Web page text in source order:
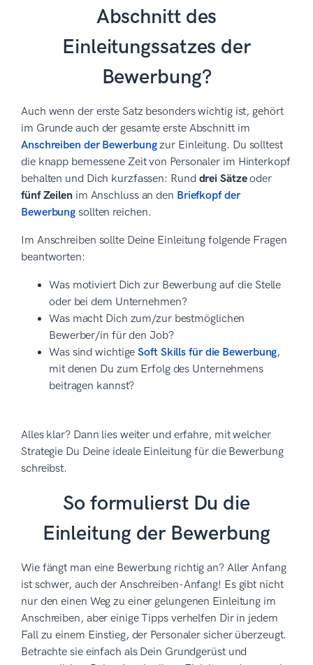
Abschnitt des
Einleitungssatzes der
Bewerbung?
Auch wenn der erste Satz besonders wichtig ist, gehört
im Grunde auch der gesamte erste Abschnitt im
Anschreiben der Bewerbungzur Einleitung. Du solltest
die knapp bemessene Zeit von Personaler im Hinterkopf
behalten und Dich kurzfassen: Rund drei Sätzeoder
fünf Zeilen im Anschluss an den Briefkopf der
Bewerbung sollten reichen.
Im Anschreiben sollte Deine Einleitung folgende Fragen
beantworten:
Was motiviert Dich zur Bewerbung auf die Stelle
oder bei dem Unternehmen?
Was macht Dich zum/zur bestmöglichen
Bewerber/in für den Job?
Was sind wichtigeSoft Skills für die Bewerbung,
mit denen Du zum Erfolg des Unternehmens
beitragen kannst?
Alles klar? Dann lies weiter und erfahre, mit welcher
Strategie Du Deine ideale Einleitung für die Bewerbung
schreibst.
So formulierst Du die
Einleitung der Bewerbung
Wie fängt man eine Bewerbung richtig an? Aller Anfang
ist schwer, auch der Anschreiben-Anfang! Es gibt nicht
nur den einen Weg zu einer gelungenen Einleitung im
Anschreiben, aber einige Tipps verhelfen Dir in jedem
Fall zu einem Einstieg, der Personaler sicher überzeugt.
Betrachte sie einfach als Dein Grundgerüst und